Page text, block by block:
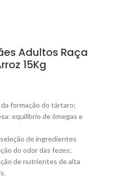
Adultos Raça
15Kg
formação do tártaro;
equilíbrio de ômegas e
de ingredientes
do odor das fezes;
de nutrientes de alta